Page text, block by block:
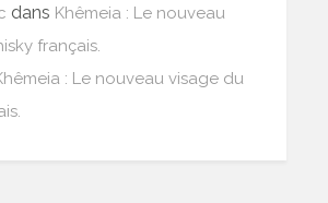
dans Khêmeia : Le nouveau
français.
: Le nouveau visage du